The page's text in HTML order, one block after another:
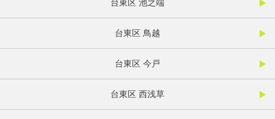
台東区 池之端
台東区 鳥越
台東区 今戸
台東区 西浅草